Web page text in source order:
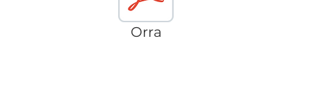
Orra